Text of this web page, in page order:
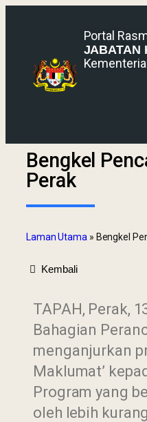
Portal
JABATAN
Bengkel
Perak
Laman Utama » Bengkel
Kembali
TAPAH, Perak,
Bahagian
menganjurkan
Maklumat’
Program yang
oleh lebih